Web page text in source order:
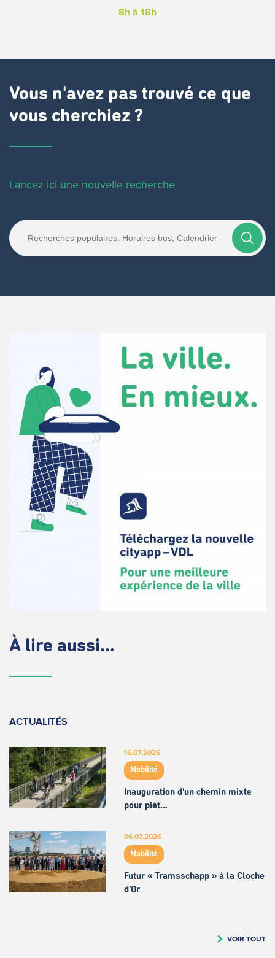
8h à 18h
Vous n'avez pas trouvé ce que
vous cherchiez ?
Lancez ici une nouvelle recherche
À lire aussi...
ACTUALITÉS
16.07.2026
Mobilité
Inauguration d'un chemin mixte
pour piét…
06.07.2026
Mobilité
Futur « Tramsschapp » à la Cloche
d’Or
VOIR TOUT